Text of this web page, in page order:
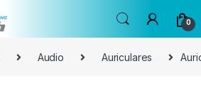
0
Audio Auriculares